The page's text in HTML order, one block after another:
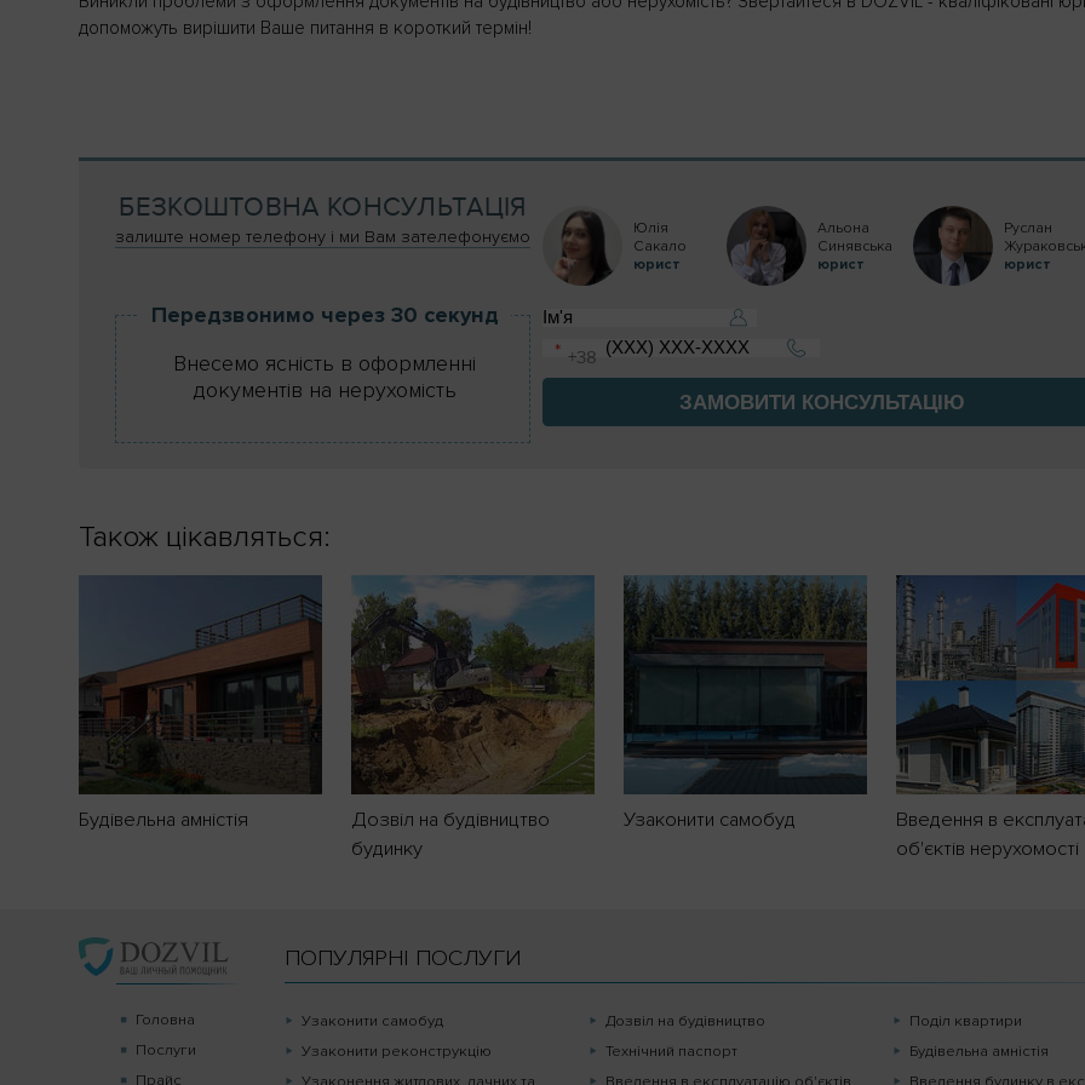
допоможуть вирішити Ваше питання в короткий термін!
БЕЗКОШТОВНА КОНСУЛЬТАЦІЯ
залиште номер телефону і ми Вам зателефонуємо
Передзвонимо через 30 секунд
Внесемо ясність в оформленні
документів на нерухомість
Юлія
Сакало
юрист
Альона
Синявська
юрист
Руслан
юрист
ЗАМОВИТИ КОНСУЛЬТАЦІЮ
Також цікавляться:
Будівельна амністія
Дозвіл на будівництво
будинку
Узаконити самобуд
Введення в
об'єктів нерухомості
Головна
Послуги
Прайс
ПОПУЛЯРНІ ПОСЛУГИ
Узаконити самобуд
Узаконити реконструкцію
Дозвіл на будівництво
Технічний паспорт
Поділ квартири
Будівельна амністія